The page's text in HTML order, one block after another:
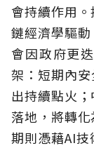
會持續作用
鏈經濟學驅
會因政府更
架：短期內
出持續點火
落地，將轉
期則憑藉AI